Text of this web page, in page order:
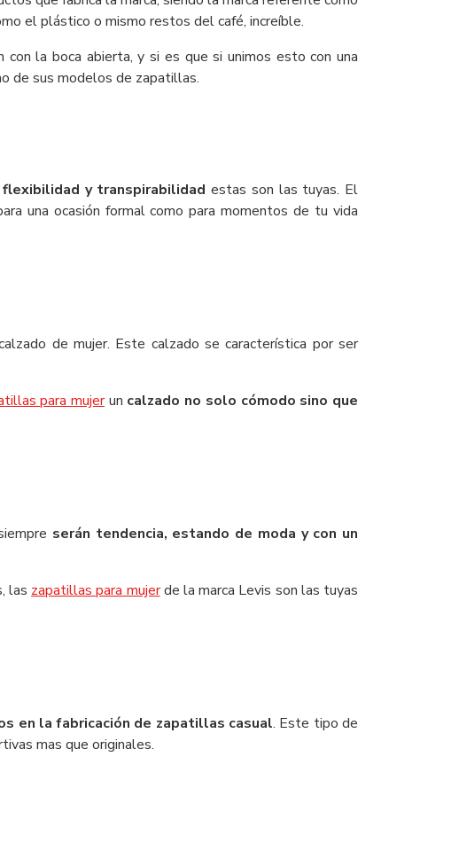
el plástico o mismo restos del café, increíble.
la boca abierta, y si es que si unimos esto con una
de sus modelos de zapatillas.
y transpirabilidad estas son las tuyas. El
una ocasión formal como para momentos de tu vida
de mujer. Este calzado se característica por ser
para mujerun calzado no solo cómodo sino que
serán tendencia, estando de moda y con un
las zapatillas para mujerde la marca Levis son las tuyas
en la fabricación de zapatillas casual. Este tipo de
mas que originales.